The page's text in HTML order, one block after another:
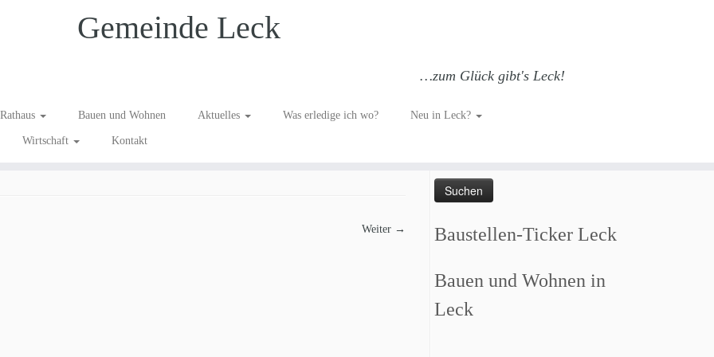
Gemeinde Leck
…zum Glück gibt's Leck!
Rathaus Bauen und Wohnen Aktuelles Was erledige ich wo? Neu in Leck?
Wirtschaft Kontakt400 px
Weiter →
Such dich GLÜCKlich…
Baustellen-Ticker Leck
Bauen und Wohnen in
Leck